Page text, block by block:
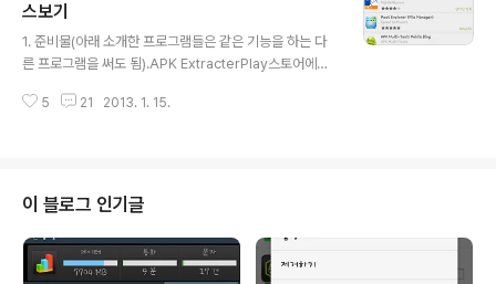
트 에디터알아서.. 아무거나signapk.jar 및 키파일 안드로
이드 full source 안에 있다고 함. 따로 분리되어서 인터넷
에 떠돌아다니니 찾아 받으셔도 됨. 일반적인 경우 키 파일
도 대충 아무거나 생성해서 쓰면 됨. 2...
스보기
1. 준비물(아래 소개한 프로그램들은 같은 기능을 하는 다
른 프로그램을 써도 됨).APK ExtracterPlay스토어에서
m/bandizip/ dex2jarhttp://code.google.com/p/d
파일 추출기로 받으삼. 참고로 필자는 "MN 앱 관리"라는
국산 제품을 사용했음. 그 프로그램에서는 앱을 길게 누르
면 뜨는 메뉴에서 "설치파일 보내기" 누르면 컴퓨터로 옮길
수 있었음. 2.2. PC로 옮긴 APK..
5 21 2013. 1. 15.
이 블로그 인기글